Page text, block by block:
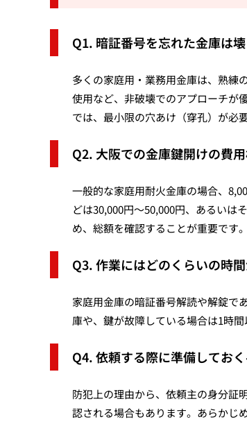
Q1. 暗証番号を忘れた金庫は
多くの家庭用・業務用金庫は、熟練
使用など、非破壊でのアプローチが
では、最小限の穴あけ（穿孔）が必
Q2. 大阪での金庫鍵開けの費
一般的な家庭用耐火金庫の場合、
どは30,000円〜50,000円、あるいは
め、総額を確認することが重要です。
Q3. 作業にはどのくらいの時
家庭用金庫の暗証番号解読や解錠で
庫や、鍵が故障している場合は1時
Q4. 依頼する際に準備してお
防犯上の理由から、依頼主の身分証
認される場合もあります。あらかじ